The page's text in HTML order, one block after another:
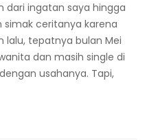
dari ingatan saya hingga
simak ceritanya karena
lalu, tepatnya bulan Mei
dan masih single di
usahanya. Tapi,